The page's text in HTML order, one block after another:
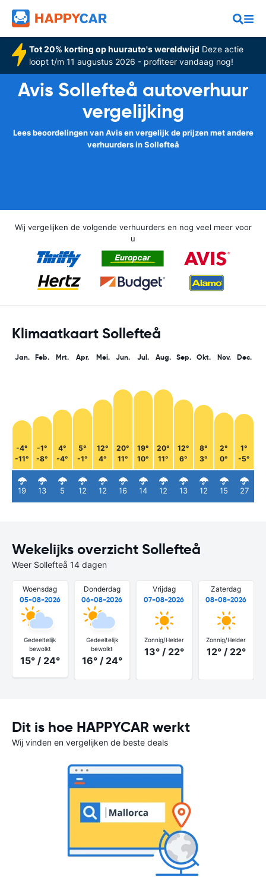
Tot 20% korting op huurauto's wereldwijd Deze actie
loopt t/m 11 augustus 2026 - profiteer vandaag nog!
Avis Sollefteå autoverhuur
vergelijking
Lees beoordelingen van Avis en vergelijk de prijzen met andere
verhuurders in Sollefteå
Wij vergelijken de volgende verhuurders en nog veel meer voor
u
Klimaatkaart Sollefteå
Jan.
-4°
-11°
19
Feb.
-1°
-8°
13
Mrt.
4°
-4°
5
Apr.
5°
-1°
12
Mei.
12°
4°
12
Jun.
20°
11°
16
Jul.
19°
10°
14
Aug.
20°
11°
12
Sep.
12°
6°
13
Okt.
8°
3°
12
Nov.
2°
0°
15
Dec.
1°
-5°
27
Wekelijks overzicht Sollefteå
Weer Sollefteå 14 dagen
Woensdag
05-08-2026
Gedeeltelijk
bewolkt
15° / 24°
Donderdag
06-08-2026
Gedeeltelijk
bewolkt
16° / 24°
Vrijdag
07-08-2026
Zonnig/Helder
13° / 22°
Zaterdag
08-08-2026
Zonnig/Helder
12° / 22°
Dit is hoe HAPPYCAR werkt
Wij vinden en vergelijken de beste deals